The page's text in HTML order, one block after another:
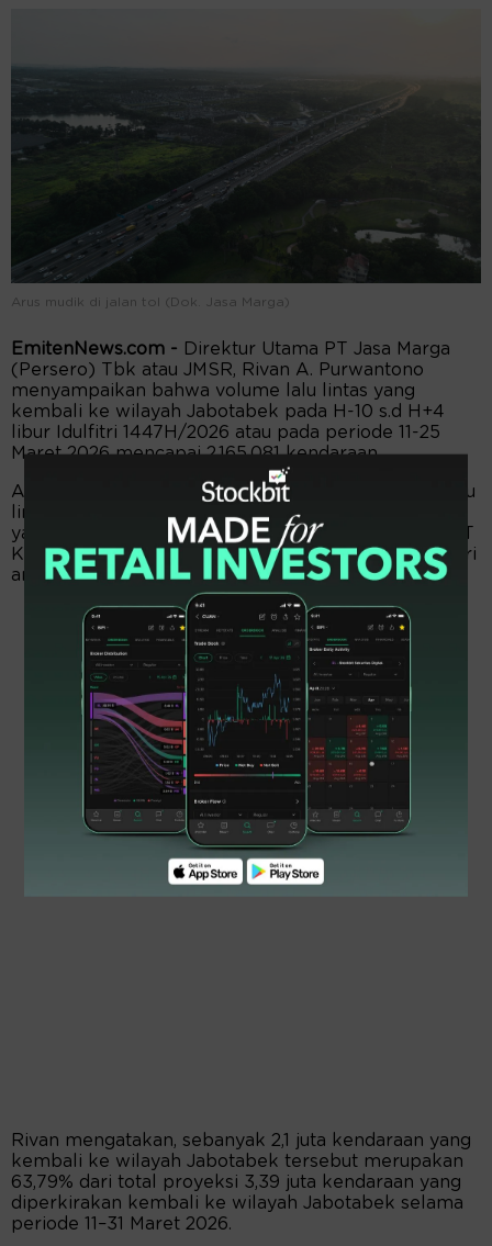
Arus mudik di jalan tol (Dok. Jasa Marga)
EmitenNews.com -
Direktur Utama PT Jasa Marga
(Persero) Tbk atau JMSR, Rivan A. Purwantono
menyampaikan bahwa volume lalu lintas yang
kembali ke wilayah Jabotabek pada H-10 s.d H+4
libur Idulfitri 1447H/2026 atau pada periode 11-25
Maret 2026 mencapai 2.165.081 kendaraan.
Angka tersebut merupakan angka kumulatif arus lalu
lintas (lalin) dari empat Gerbang Tol (GT) Utama,
yaitu GT Cikampek Utama (dari arah Trans Jawa), GT
Kalihurip Utama (dari arah Bandung), GT Cikupa (dari
arah Merak), dan GT Ciawi (dari arah Puncak).
Rivan mengatakan, sebanyak 2,1 juta kendaraan yang
kembali ke wilayah Jabotabek tersebut merupakan
63,79% dari total proyeksi 3,39 juta kendaraan yang
diperkirakan kembali ke wilayah Jabotabek selama
periode 11–31 Maret 2026.